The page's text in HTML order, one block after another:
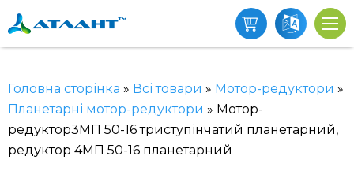
Головна сторінка » Всі товари » Мотор-редуктори »
Планетарні мотор-редуктори » Мотор-
редуктор3МП 50-16 триступінчатий планетарний,
редуктор 4МП 50-16 планетарний